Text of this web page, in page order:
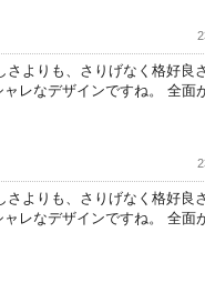
よりも、さりげなく格好良
レなデザインですね。 全面
よりも、さりげなく格好良
レなデザインですね。 全面